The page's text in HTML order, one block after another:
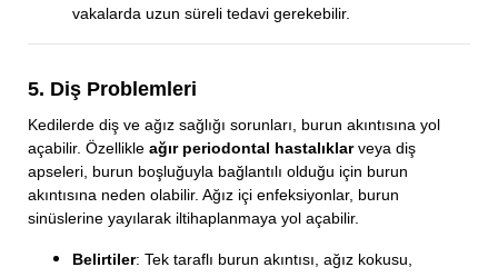
vakalarda uzun süreli tedavi gerekebilir.
5. Diş Problemleri
Kedilerde diş ve ağız sağlığı sorunları, burun akıntısına yol
açabilir. Özellikle ağır periodontal hastalıklarveya diş
apseleri, burun boşluğuyla bağlantılı olduğu için burun
akıntısına neden olabilir. Ağız içi enfeksiyonlar, burun
sinüslerine yayılarak iltihaplanmaya yol açabilir.
Belirtiler: Tek taraflı burun akıntısı, ağız kokusu,